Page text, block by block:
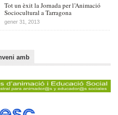
Tot un èxit la Jornada per l’Animació
Sociocultural a Tarragona
gener 31, 2013
amb